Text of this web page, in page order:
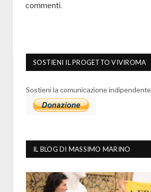
commenti.
SOSTIENI IL PROGETTO VIVIROMA
Sostieni la comunicazione indipendente
IL BLOG DI MASSIMO MARINO